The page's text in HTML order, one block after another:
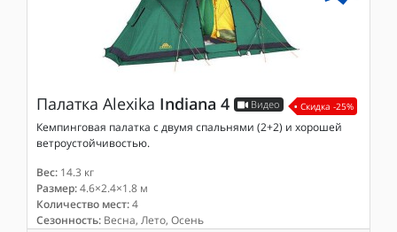
Палатка Alexika Indiana 4 Видео Скидка -25%
Кемпинговая палатка с двумя спальнями (2+2) и хорошей
ветроустойчивостью.
Вес: 14.3 кг
Размер:4.6×2.4×1.8 м
Количество мест:4
Сезонность: Весна, Лето, Осень